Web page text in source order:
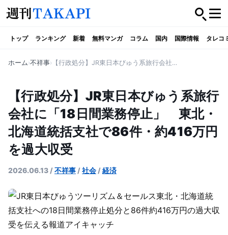
トップ ランキング 新着 無料マンガ コラム 国内 国際情報 タレコ
ホーム 不祥事 【行政処分】JR東日本びゅう系旅行会社に「18日間業務停止」 東北・北海道統括支社で86件・約416万円を過大収受
【行政処分】JR東日本びゅう系旅行
会社に「18日間業務停止」 東北・
北海道統括支社で86件・約416万円
を過大収受
2026.06.13 /不祥事 /社会 /経済